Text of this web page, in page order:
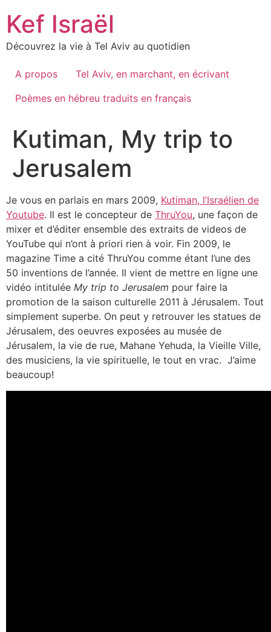
content
Kef Israël
Découvrez la vie à Tel Aviv au quotidien
A propos
Tel Aviv, en marchant, en écrivant
Poèmes en hébreu traduits en français
Kutiman, My trip to
Jerusalem
Je vous en parlais en mars 2009, Kutiman, l’Israélien de
Youtube. Il est le concepteur de ThruYou, une façon de
mixer et d’éditer ensemble des extraits de videos de
YouTube qui n’ont à priori rien à voir. Fin 2009, le
magazine Time a cité ThruYou comme étant l’une des
50 inventions de l’année. Il vient de mettre en ligne une
vidéo intitulée My trip to Jerusalem pour faire la
promotion de la saison culturelle 2011 à Jérusalem. Tout
simplement superbe. On peut y retrouver les statues de
Jérusalem, des oeuvres exposées au musée de
Jérusalem, la vie de rue, Mahane Yehuda, la Vieille Ville,
des musiciens, la vie spirituelle, le tout en vrac. J’aime
beaucoup!